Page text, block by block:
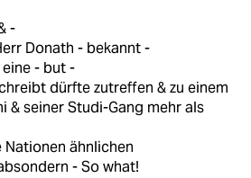
-
Donath - bekannt -
- but -
dürfte zutreffen & zu einem
& seiner Studi-Gang mehr als
Nationen ähnlichen
- So what!